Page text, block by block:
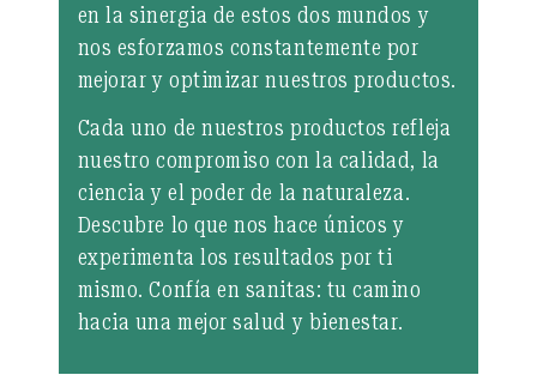
en la sinergia de estos dos mundos y
nos esforzamos constantemente por
mejorar y optimizar nuestros productos.
Cada uno de nuestros productos refleja
nuestro compromiso con la calidad, la
ciencia y el poder de la naturaleza.
Descubre lo que nos hace únicos y
experimenta los resultados por ti
mismo. Confía en sanitas: tu camino
hacia una mejor salud y bienestar.